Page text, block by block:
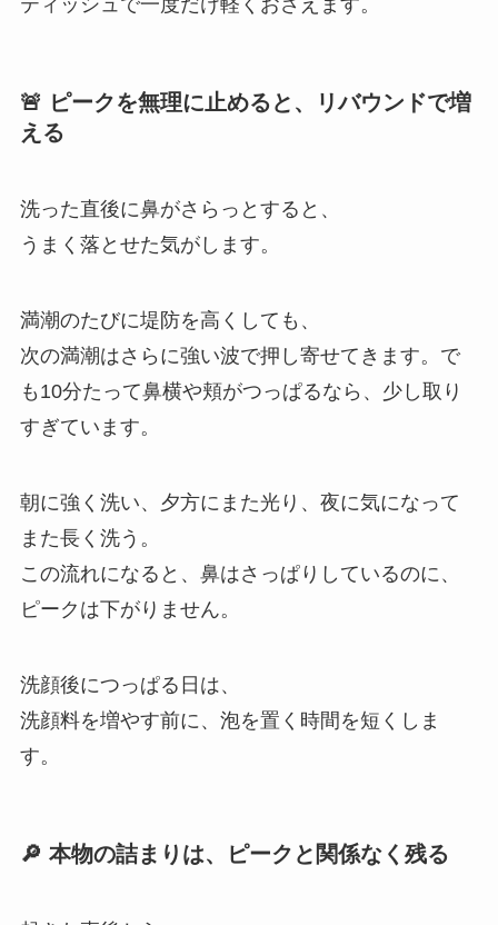
🚨 ピークを無理に止めると、リバウンドで増
える
洗った直後に鼻がさらっとすると、
うまく落とせた気がします。
満潮のたびに堤防を高くしても、
次の満潮はさらに強い波で押し寄せてきます。で
も10分たって鼻横や頬がつっぱるなら、少し取り
すぎています。
朝に強く洗い、夕方にまた光り、夜に気になって
また長く洗う。
この流れになると、鼻はさっぱりしているのに、
ピークは下がりません。
洗顔後につっぱる日は、
洗顔料を増やす前に、泡を置く時間を短くしま
す。
🔎 本物の詰まりは、ピークと関係なく残る